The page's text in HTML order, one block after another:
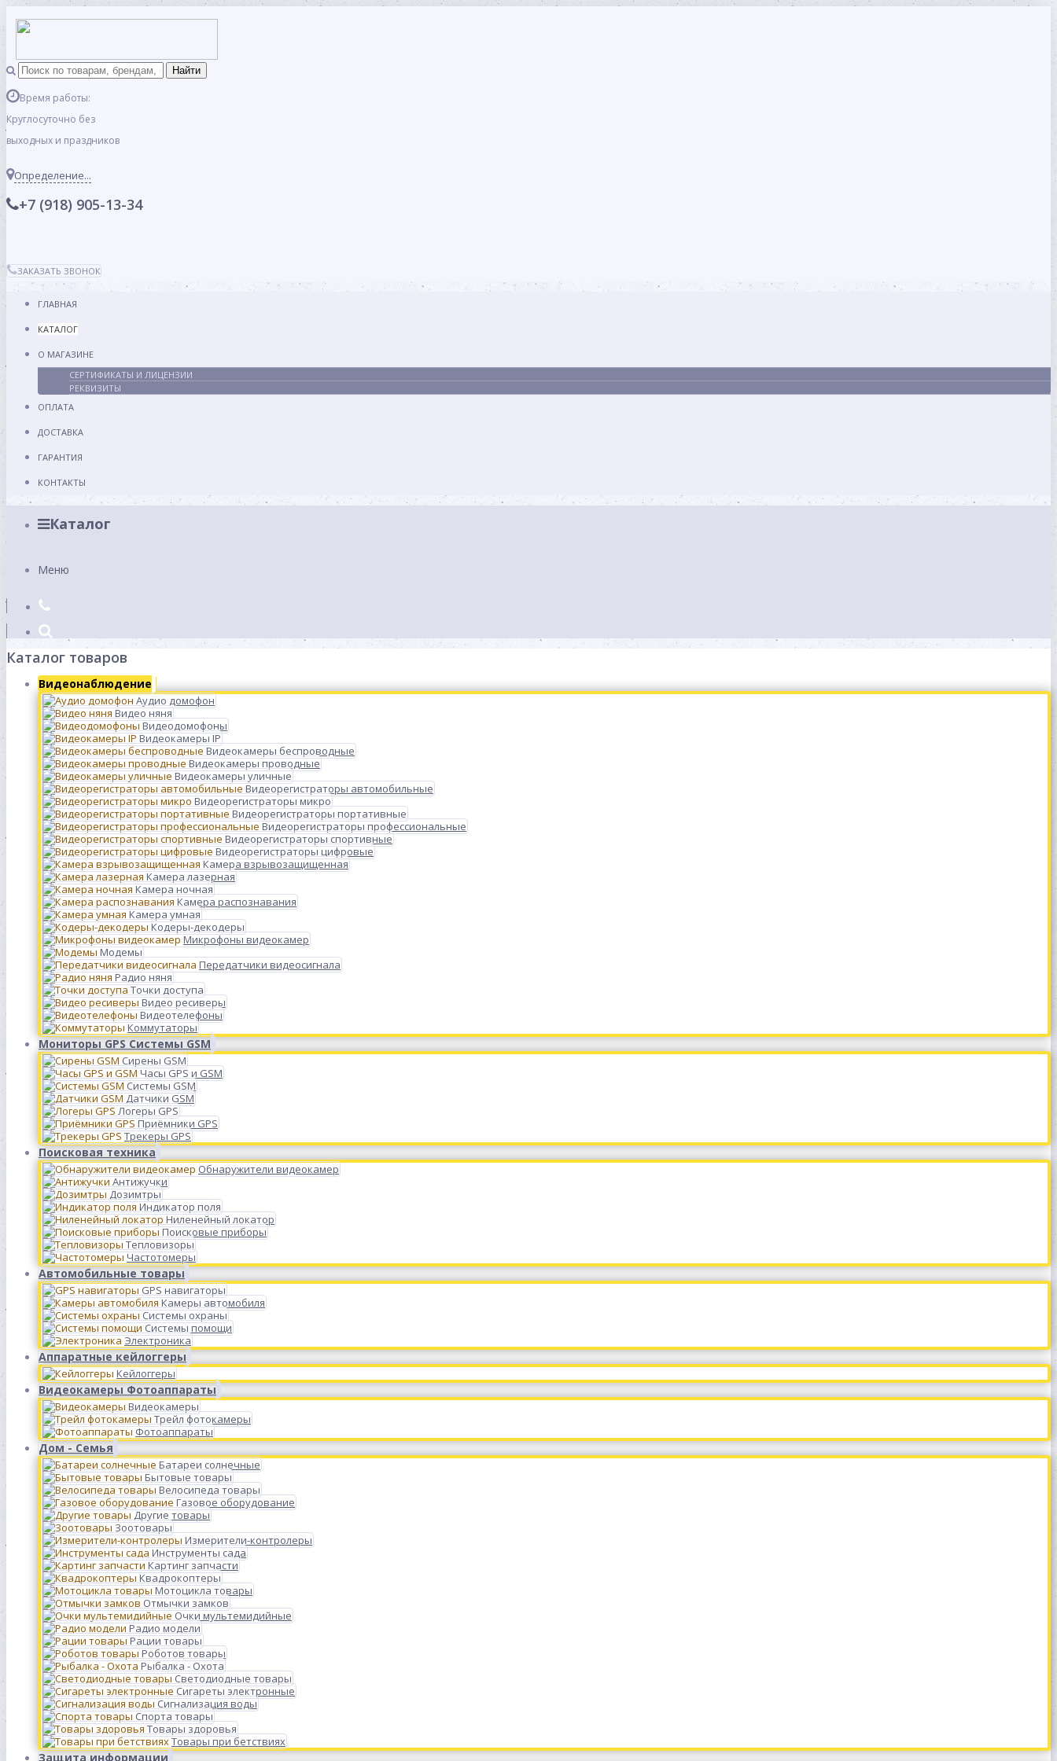
Время работы:
Круглосуточно без
выходных и праздников
Определение...
+7 (918) 905-13-34
ЗАКАЗАТЬ ЗВОНОК
ГЛАВНАЯ
КАТАЛОГ
О МАГАЗИНЕ
СЕРТИФИКАТЫ И ЛИЦЕНЗИИ
РЕКВИЗИТЫ
ОПЛАТА
ДОСТАВКА
ГАРАНТИЯ
КОНТАКТЫ
Каталог
Меню
Каталог товаров
Видеонаблюдение
Аудио домофон
Видео няня
Видеодомофоны
Видеокамеры IP
Видеокамеры беспроводные
Видеокамеры проводные
Видеокамеры уличные
Видеорегистраторы автомобильные
Видеорегистраторы микро
Видеорегистраторы портативные
Видеорегистраторы профессиональные
Видеорегистраторы спортивные
Видеорегистраторы цифровые
Камера взрывозащищенная
Камера лазерная
Камера ночная
Камера распознавания
Камера умная
Кодеры-декодеры
Микрофоны видеокамер
Модемы
Передатчики видеосигнала
Радио няня
Точки доступа
Видео ресиверы
Видеотелефоны
Коммутаторы
Мониторы GPS Системы GSM
Сирены GSM
Часы GPS и GSM
Системы GSM
Датчики GSM
Логеры GPS
Приёмники GPS
Трекеры GPS
Поисковая техника
Обнаружители видеокамер
Антижучки
Дозимтры
Индикатор поля
Ниленейный локатор
Поисковые приборы
Тепловизоры
Частотомеры
Автомобильные товары
GPS навигаторы
Камеры автомобиля
Системы охраны
Системы помощи
Электроника
Аппаратные кейлоггеры
Кейлоггеры
Видеокамеры Фотоаппараты
Видеокамеры
Трейл фотокамеры
Фотоаппараты
Дом - Семья
Батареи солнечные
Бытовые товары
Велосипеда товары
Газовое оборудование
Другие товары
Зоотовары
Измерители-контролеры
Инструменты сада
Картинг запчасти
Квадрокоптеры
Мотоцикла товары
Отмычки замков
Очки мультемидийные
Радио модели
Рации товары
Роботов товары
Рыбалка - Охота
Светодиодные товары
Сигареты электронные
Сигнализация воды
Спорта товары
Товары здоровья
Товары при бетствиях
Защита информации